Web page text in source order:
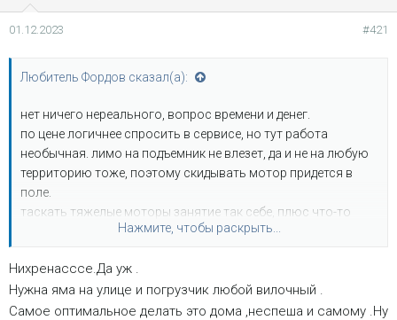
01.12.2023 #421
Любитель Фордов сказал(а):
нет ничего нереального, вопрос времени и денег.
по цене логичнее спросить в сервисе, но тут работа
необычная. лимо на подъемник не влезет, да и не на любую
территорию тоже, поэтому скидывать мотор придется в
поле.
таскать тяжелые моторы занятие так себе, плюс что-то
сломается/оторвется.Нажмите, чтобы раскрыть...
Нихренасссе.Да уж .
Нужна яма на улице и погрузчик любой вилочный .
Самое оптимальное делать это дома ,неспеша и самому .Ну